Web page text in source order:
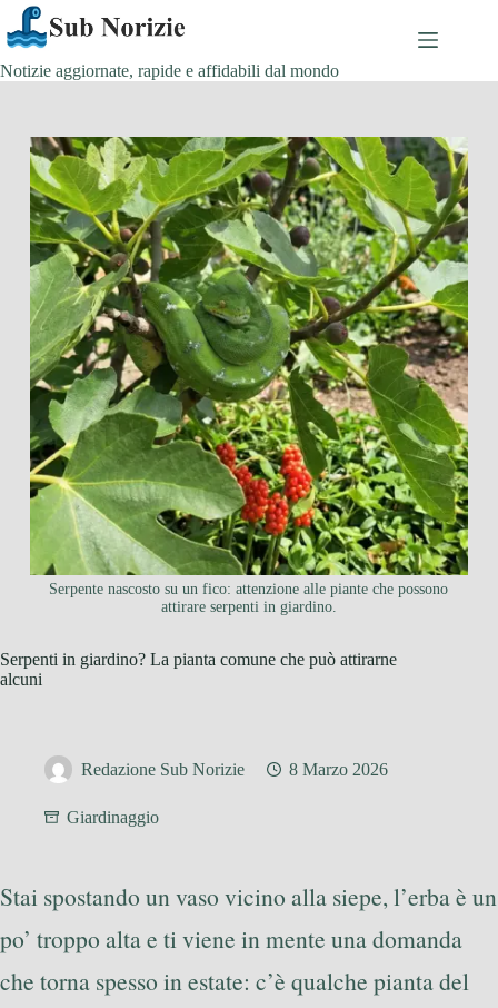
Salta
al
contenuto
Notizie aggiornate, rapide e affidabili dal mondo
Serpente nascosto su un fico: attenzione alle piante che possono
attirare serpenti in giardino.
Serpenti in giardino? La pianta comune che può attirarne
alcuni
Redazione Sub Norizie 8 Marzo 2026
Giardinaggio
Stai spostando un vaso vicino alla siepe, l’erba è un
po’ troppo alta e ti viene in mente una domanda
che torna spesso in estate: c’è qualche pianta del